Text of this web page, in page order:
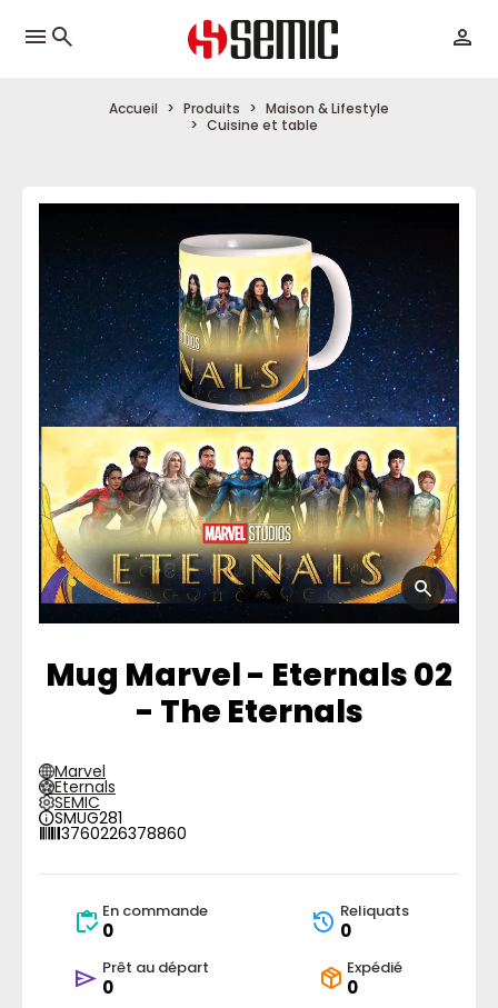
menu
Accueil Produits
Maison & Lifestyle
Cuisine et table
Mug Marvel - Eternals 02
- The Eternals
Marvel
Eternals
SEMIC
SMUG281
3760226378860
En commande
0
Reliquats
0
Prêt au départ
0
Expédié
0